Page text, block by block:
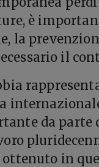
è
la
il
da parte
in